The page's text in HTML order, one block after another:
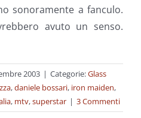
sonoramente a fanculo.
avuto un senso.
2003 | Categorie:Glass
,daniele bossari, iron maiden,
, mtv,superstar | 3 Commenti